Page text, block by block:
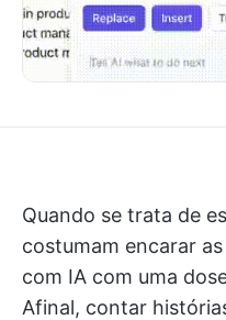
Quando se trata de
costumam encarar
com IA com uma
Afinal, contar